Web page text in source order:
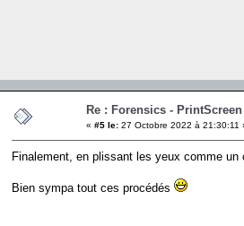
Re : Forensics - PrintScreen
« #5 le: 27 Octobre 2022 à 21:30:11
Finalement, en plissant les yeux comme
Bien sympa tout ces procédés